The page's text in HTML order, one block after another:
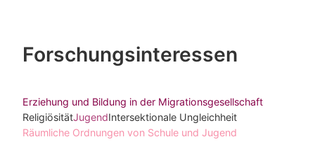
Forschungsinteressen
Erziehung und Bildung in der Migrationsgesellschaft
ReligiösitätJugendIntersektionale Ungleichheit
Räumliche Ordnungen von Schule und Jugend